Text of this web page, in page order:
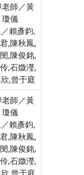
師／黃
瓊儀
賴彥鈞,
,陳秋鳳,
,陳俊銘,
,石媺瀅,
,曾于庭
師／黃
瓊儀
賴彥鈞,
,陳秋鳳,
,陳俊銘,
,石媺瀅,